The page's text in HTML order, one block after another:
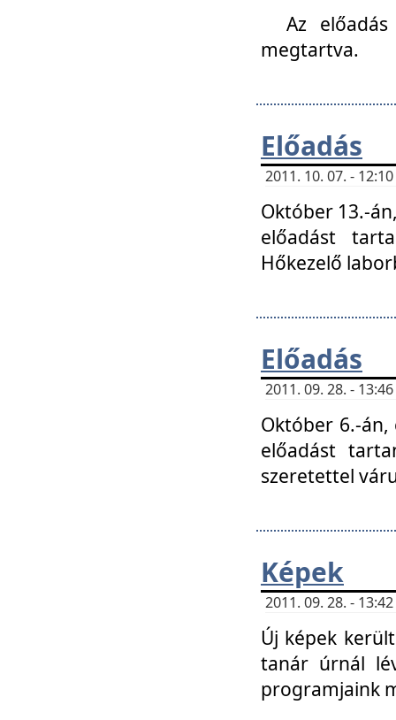
Az
megtartva.
Előadás
2011. 10. 07. -
Október 13.-
előadást
Hőkezelő
Előadás
2011. 09. 28. -
Október 6.-
előadást
szeretettel
Képek
2011. 09. 28. -
Új képek
tanár úrnál
programjaink